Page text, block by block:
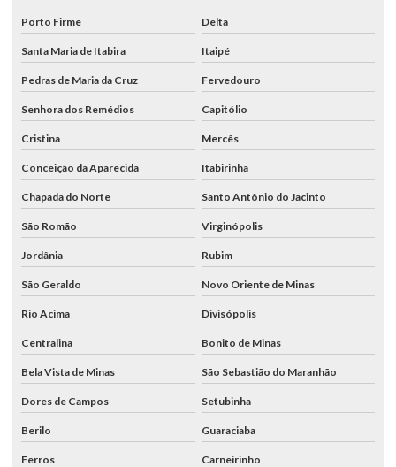
Porto Firme Delta
Santa Maria de Itabira Itaipé
Pedras de Maria da Cruz Fervedouro
Senhora dos Remédios Capitólio
Cristina Mercês
Conceição da Aparecida Itabirinha
Chapada do Norte Santo Antônio do Jacinto
São Romão Virginópolis
Jordânia Rubim
São Geraldo Novo Oriente de Minas
Rio Acima Divisópolis
Centralina Bonito de Minas
Bela Vista de Minas São Sebastião do Maranhão
Dores de Campos Setubinha
Berilo Guaraciaba
Ferros Carneirinho